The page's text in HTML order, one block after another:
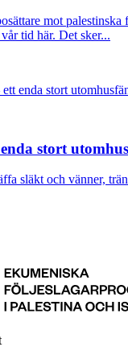
mot palestinska
tid här. Det sker...
stort
släkt och vänner,